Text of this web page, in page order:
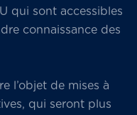
qui sont accessibles
connaissance des
l’objet de mises à
qui seront plus